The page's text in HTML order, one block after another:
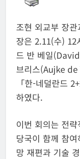
조현 외교부 장
장은 2.11(수) 12
드 반 베일
브리스(Aujke de
「한-네덜란드
하였다.
이번 회의는 전
당국이 함께 참
망 재편과 기술